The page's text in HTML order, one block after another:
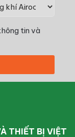
tin và
THIẾT BỊ VIỆT